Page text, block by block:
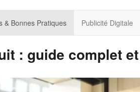
& Bonnes Pratiques Publicité Digitale
: guide complet